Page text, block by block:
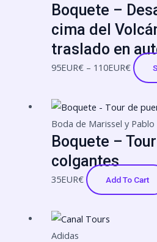
Boquete –
cima del
traslado en
95EUR€ – 110EUR€
Boda de Marissel y Pablo
Boquete –
colgantes
35EUR€ Add To Cart
Adidas